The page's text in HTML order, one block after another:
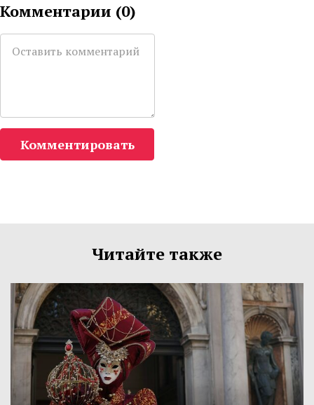
Комментарии (0)
Комментировать
Читайте также